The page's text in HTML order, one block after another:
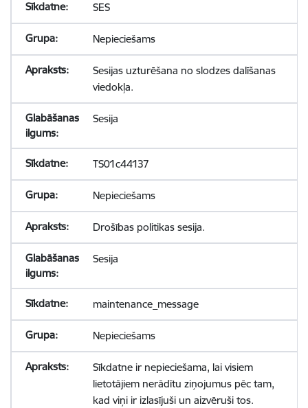
SES
Nepieciešams
Sesijas uzturēšana no slodzes dalīšanas
viedokļa.
Sesija
TS01c44137
Nepieciešams
Drošības politikas sesija.
Sesija
maintenance_message
Nepieciešams
Sīkdatne ir nepieciešama, lai visiem
lietotājiem nerādītu ziņojumus pēc tam,
kad viņi ir izlasījuši un aizvēruši tos.